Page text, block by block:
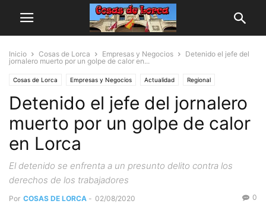
Inicio Cosas de Lorca Empresas y Negocios
Detenido el jefe del
jornalero muerto por un golpe de calor en...
Cosas de Lorca Empresas y Negocios Actualidad Regional
Detenido el jefe del jornalero
muerto por un golpe de calor
en Lorca
El detenido se enfrenta a un presunto delito contra los
derechos de los trabajadores
Por COSAS DE LORCA - 02/08/2020 0